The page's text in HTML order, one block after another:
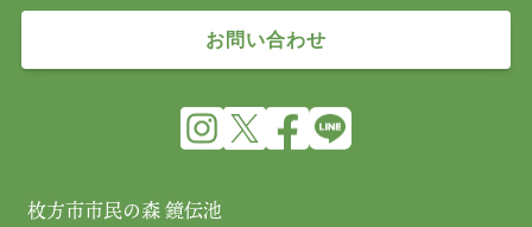
お問い合わせ
枚方市市民の森 鏡伝池